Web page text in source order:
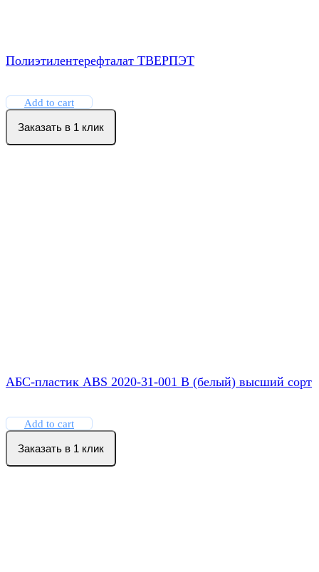
Полиэтилентерефталат ТВЕРПЭТ
Add to cart
Заказать в 1 клик
АБС-пластик ABS 2020-31-001 В (белый) высший сорт
Add to cart
Заказать в 1 клик